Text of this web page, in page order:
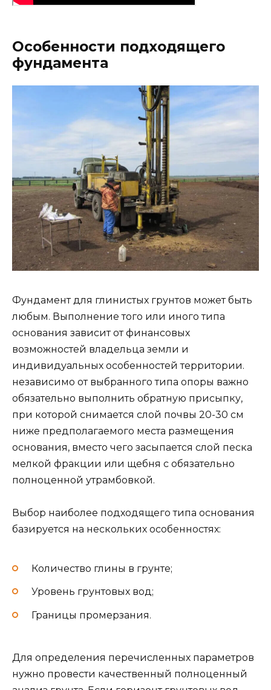
Особенности подходящего
фундамента
Фундамент для глинистых грунтов может быть
любым. Выполнение того или иного типа
основания зависит от финансовых
возможностей владельца земли и
индивидуальных особенностей территории.
независимо от выбранного типа опоры важно
обязательно выполнить обратную присыпку,
при которой снимается слой почвы 20-30 см
ниже предполагаемого места размещения
основания, вместо чего засыпается слой песка
мелкой фракции или щебня с обязательно
полноценной утрамбовкой.
Выбор наиболее подходящего типа основания
базируется на нескольких особенностях:
Количество глины в грунте;
Уровень грунтовых вод;
Границы промерзания.
Для определения перечисленных параметров
нужно провести качественный полноценный